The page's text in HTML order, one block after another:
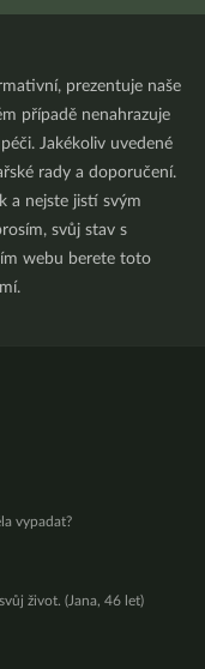
prezentuje naše
případě nenahrazuje
Jakékoliv uvedené
rady a doporučení.
a nejste jistí svým
svůj stav s
webu berete toto
vypadat?
život. (Jana, 46 let)